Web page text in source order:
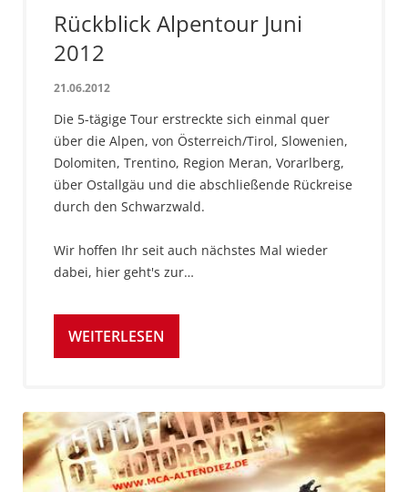
Rückblick Alpentour Juni
2012
21.06.2012
Die 5-tägige Tour erstreckte sich einmal quer
über die Alpen, von Österreich/Tirol, Slowenien,
Dolomiten, Trentino, Region Meran, Vorarlberg,
über Ostallgäu und die abschließende Rückreise
durch den Schwarzwald.
Wir hoffen Ihr seit auch nächstes Mal wieder
dabei, hier geht's zur…
WEITERLESEN